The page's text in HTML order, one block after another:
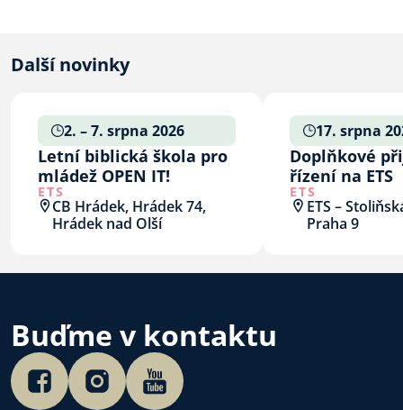
Další novinky
2. – 7. srpna 2026
Letní biblická škola pro
mládež OPEN IT!
ETS
CB Hrádek, Hrádek 74,
Hrádek nad Olší
17. srpna
Doplňkové
řízení na ETS
ETS
ETS –
Praha 9
Buďme v kontaktu